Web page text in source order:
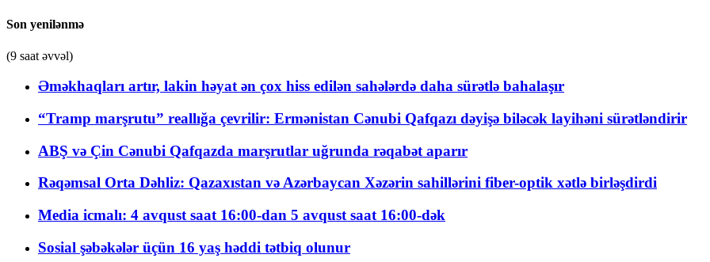
Son yenilənmə
(9 saat əvvəl)
Əməkhaqları artır, lakin həyat ən çox hiss edilən sahələrdə daha sürətlə bahalaşır
“Tramp marşrutu” reallığa çevrilir: Ermənistan Cənubi Qafqazı dəyişə biləcək layihəni sürətləndirir
ABŞ və Çin Cənubi Qafqazda marşrutlar uğrunda rəqabət aparır
Rəqəmsal Orta Dəhliz: Qazaxıstan və Azərbaycan Xəzərin sahillərini fiber-optik xətlə birləşdirdi
Media icmalı: 4 avqust saat 16:00-dan 5 avqust saat 16:00-dək
Sosial şəbəkələr üçün 16 yaş həddi tətbiq olunur